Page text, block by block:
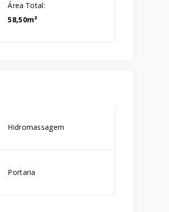
Área Total:
58,50m²
Hidromassagem
Portaria